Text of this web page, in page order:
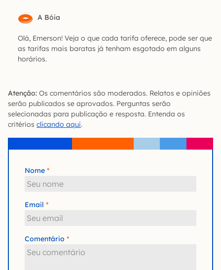
A Bóia
Olá, Emerson! Veja o que cada tarifa oferece, pode ser que
as tarifas mais baratas já tenham esgotado em alguns
horários.
Atenção: Os comentários são moderados. Relatos e opiniões
serão publicados se aprovados. Perguntas serão
selecionadas para publicação e resposta. Entenda os
critérios clicando aqui.
Nome
Email
Comentário